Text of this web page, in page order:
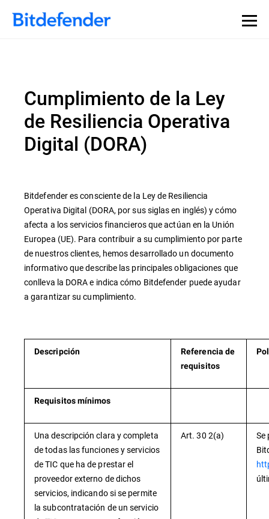
Cumplimiento de la Ley
de Resiliencia Operativa
Digital (DORA)
Bitdefender es consciente de la Ley de Resiliencia
Operativa Digital (DORA, por sus siglas en inglés) y cómo
afecta a los servicios financieros que actúan en la Unión
Europea (UE). Para contribuir a su cumplimiento por parte
de nuestros clientes, hemos desarrollado un documento
informativo que describe las principales obligaciones que
conlleva la DORA e indica cómo Bitdefender puede ayudar
a garantizar su cumplimiento.
Descripción
Referencia de
requisitos
Requisitos mínimos
Una descripción clara y completa
de todas las funciones y servicios
de TIC que ha de prestar el
proveedor externo de dichos
servicios, indicando si se permite
la subcontratación de un servicio
Art. 30 2(a)
Se